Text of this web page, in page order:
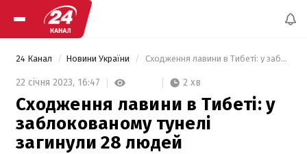
24 Канал Новини України Сходження лавини в Тибеті: у заблокованому тунелі загинули 28 людей
22 січня 2023, 16:47 2 хв
Сходження лавини в Тибеті: у
заблокованому тунелі
загинули 28 людей